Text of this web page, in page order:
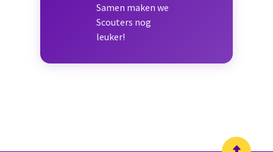
Samen maken we
Scouters nog
leuker!